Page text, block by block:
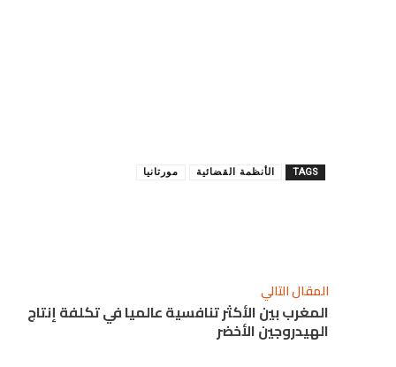
TAGS الأنظمة القضائية مورتانيا
المقال التالي
المغرب بين الأكثر تنافسية عالميا في تكلفة إنتاج
الهيدروجين الأخضر